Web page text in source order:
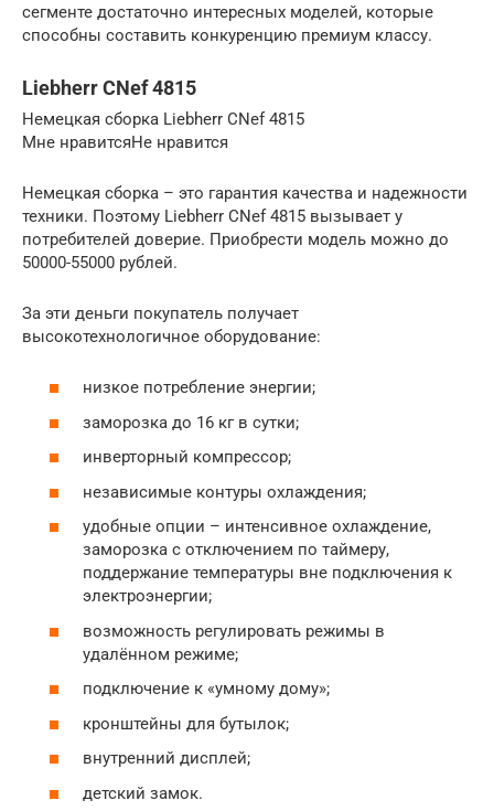
сегменте достаточно интересных моделей, которые
способны составить конкуренцию премиум классу.
Liebherr CNef 4815
Немецкая сборка Liebherr CNef 4815
Мне нравитсяНе нравится
Немецкая сборка – это гарантия качества и надежности
техники. Поэтому Liebherr CNef 4815 вызывает у
потребителей доверие. Приобрести модель можно до
50000-55000 рублей.
За эти деньги покупатель получает
высокотехнологичное оборудование:
низкое потребление энергии;
заморозка до 16 кг в сутки;
инверторный компрессор;
независимые контуры охлаждения;
удобные опции – интенсивное охлаждение,
заморозка с отключением по таймеру,
поддержание температуры вне подключения к
электроэнергии;
возможность регулировать режимы в
удалённом режиме;
подключение к «умному дому»;
кронштейны для бутылок;
внутренний дисплей;
детский замок.